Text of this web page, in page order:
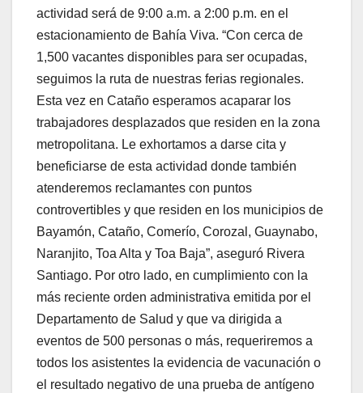
actividad será de 9:00 a.m. a 2:00 p.m. en el
estacionamiento de Bahía Viva. “Con cerca de
1,500 vacantes disponibles para ser ocupadas,
seguimos la ruta de nuestras ferias regionales.
Esta vez en Cataño esperamos acaparar los
trabajadores desplazados que residen en la zona
metropolitana. Le exhortamos a darse cita y
beneficiarse de esta actividad donde también
atenderemos reclamantes con puntos
controvertibles y que residen en los municipios de
Bayamón, Cataño, Comerío, Corozal, Guaynabo,
Naranjito, Toa Alta y Toa Baja”, aseguró Rivera
Santiago. Por otro lado, en cumplimiento con la
más reciente orden administrativa emitida por el
Departamento de Salud y que va dirigida a
eventos de 500 personas o más, requeriremos a
todos los asistentes la evidencia de vacunación o
el resultado negativo de una prueba de antígeno